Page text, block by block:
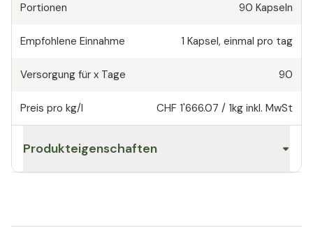
Portionen 90 Kapseln
Empfohlene Einnahme 1 Kapsel, einmal pro tag
Versorgung für x Tage 90
Preis pro kg/l CHF 1'666.07 / 1kg inkl. MwSt
Produkteigenschaften